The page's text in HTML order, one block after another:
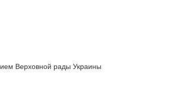
Верховной рады Украины